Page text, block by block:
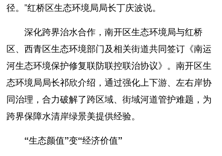
径。”红桥区生态环境局局长丁庆波说。
深化跨界治水合作，南开区生态环境局与红桥
区、西青区生态环境部门及相关街道共同签订《南运
河生态环境保护修复联防联控联治协议》。南开区生
态环境局局长祁欣介绍，通过强化上下游、左右岸协
同治理，合力破解了跨区域、街域河道管护难题，为
跨界保障水清岸绿景美提供经验。
“生态颜值”变“经济价值”